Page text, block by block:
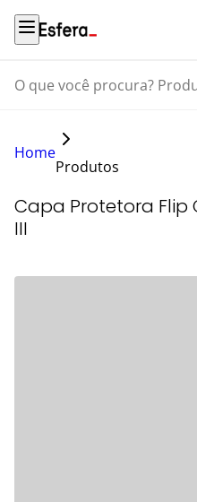
O que você procura? Produtos,
Home
Produtos
Capa Protetora Flip
III